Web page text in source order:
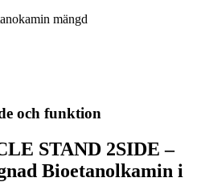
mängd
och funktion
STAND 2SIDE –
Bioetanolkamin i